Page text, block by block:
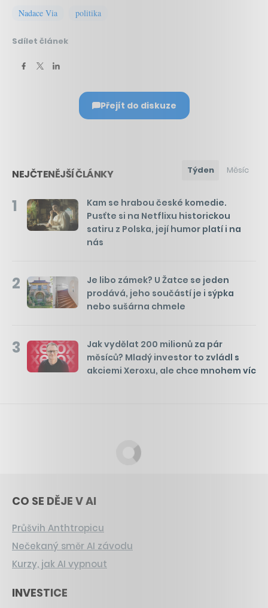
Nadace Via politika
Sdílet článek
Přejít do diskuze
NEJČTENĚJŠÍ ČLÁNKY Týden Měsíc
1
Kam se hrabou české komedie.
Pusťte si na Netflixu historickou
satiru z Polska, její humor platí i na
nás
2
Je libo zámek? U Žatce se jeden
prodává, jeho součástí je i sýpka
nebo sušárna chmele
3
Jak vydělat 200 milionů za pár
měsíců? Mladý investor to zvládl s
akciemi Xeroxu, ale chce mnohem víc
CO SE DĚJE V AI
Průšvih Anthtropicu
Nečekaný směr AI závodu
Kurzy, jak AI vypnout
INVESTICE